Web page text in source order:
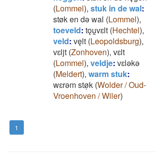
(Lommel), stuk in de wal:
støk en dǝ wal (Lommel),
toeveld: tǫu̯vɛlt (Hechtel),
veld: vęlt (Leopoldsburg),
vɛljt (Zonhoven), vɛlt
(Lommel), veldje: vɛlǝkǝ
(Meldert), warm stuk:
wɛrǝm stø̜k (Wolder / Oud-
Vroenhoven / Wiler)
1